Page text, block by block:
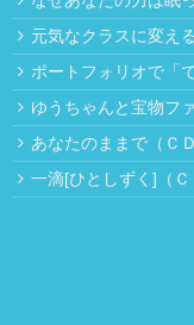
元気なクラスに変え
ポートフォリオで「
ゆうちゃんと宝物フ
あなたのままで（Ｃ
一滴[ひとしずく]（